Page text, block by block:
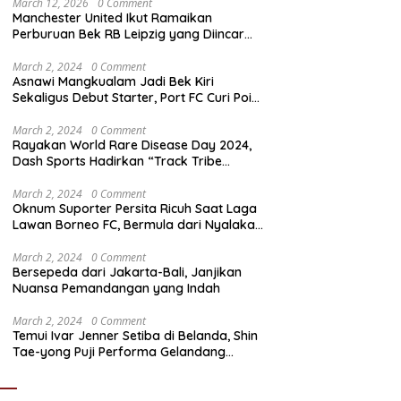
March 12, 2026 0 Comment
Manchester United Ikut Ramaikan
Perburuan Bek RB Leipzig yang Diincar
March 2, 2024 0 Comment
Asnawi Mangkualam Jadi Bek Kiri
Sekaligus Debut Starter, Port FC Curi Poin
March 2, 2024 0 Comment
Rayakan World Rare Disease Day 2024,
Dash Sports Hadirkan “Track Tribe
March 2, 2024 0 Comment
Oknum Suporter Persita Ricuh Saat Laga
Lawan Borneo FC, Bermula dari Nyalakan
March 2, 2024 0 Comment
Bersepeda dari Jakarta-Bali, Janjikan
Nuansa Pemandangan yang Indah
March 2, 2024 0 Comment
Temui Ivar Jenner Setiba di Belanda, Shin
Tae-yong Puji Performa Gelandang